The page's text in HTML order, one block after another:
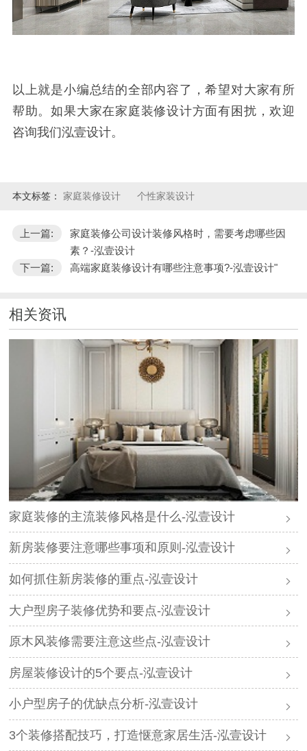
以上就是小编总结的全部内容了，希望对大家有所
帮助。如果大家在家庭装修设计方面有困扰，欢迎
咨询我们泓壹设计。
本文标签： 家庭装修设计 个性家装设计
上一篇:
家庭装修公司设计装修风格时，需要考虑哪些因
素？-泓壹设计
下一篇:
高端家庭装修设计有哪些注意事项?-泓壹设计"
相关资讯
家庭装修的主流装修风格是什么-泓壹设计
新房装修要注意哪些事项和原则-泓壹设计
如何抓住新房装修的重点-泓壹设计
大户型房子装修优势和要点-泓壹设计
原木风装修需要注意这些点-泓壹设计
房屋装修设计的5个要点-泓壹设计
小户型房子的优缺点分析-泓壹设计
3个装修搭配技巧，打造惬意家居生活-泓壹设计